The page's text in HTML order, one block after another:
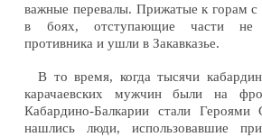
важные перевалы. Прижатые к горам с
в боях, отступающие части не
противника и ушли в Закавказье.
В то время, когда тысячи
карачаевских мужчин были на
Кабардино-Балкарии стали Героями
нашлись люди, использовавшие